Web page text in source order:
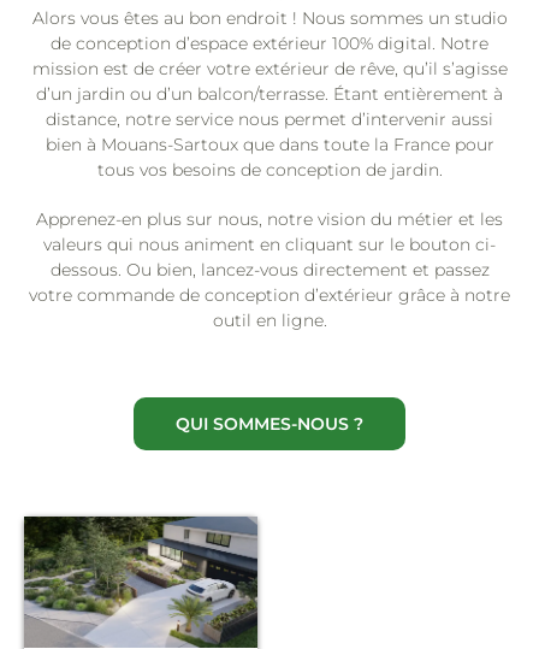
Alors vous êtes au bon endroit ! Nous sommes un studio
de conception d’espace extérieur 100% digital. Notre
mission est de créer votre extérieur de rêve, qu’il s’agisse
d’un jardin ou d’un balcon/terrasse. Étant entièrement à
distance, notre service nous permet d’intervenir aussi
bien à Mouans-Sartoux que dans toute la France pour
tous vos besoins de conception de jardin.
Apprenez-en plus sur nous, notre vision du métier et les
valeurs qui nous animent en cliquant sur le bouton ci-
dessous. Ou bien, lancez-vous directement et passez
votre commande de conception d’extérieur grâce à notre
outil en ligne.
QUI SOMMES-NOUS ?